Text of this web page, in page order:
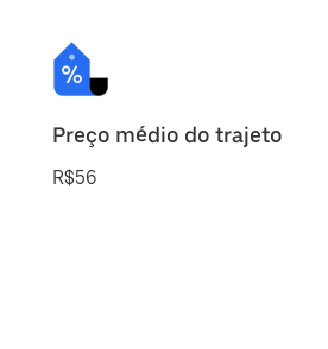
Preço médio do trajeto
R$56